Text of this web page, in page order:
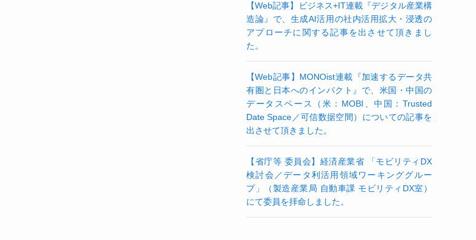
【Web記事】ビジネス+IT連載『デジタル産業構
造論』で、生成AI活用の社内活用拡大・浸透の
アプローチに関する記事を出させて頂きまし
た。
【Web記事】MONOist連載『加速するデータ共
有圏と日本へのインパクト』で、米国・中国の
データスペース（米：MOBI、中国：Trusted
Date Space／可信数据空間）についての記事を
出させて頂きました。
【省庁等 委員会】経済産業省 「モビリティDX
検討会／データ利活用領域ワーキンググルー
プ」（製造産業局 自動車課 モビリティDX室）
にて委員を拝命しました。